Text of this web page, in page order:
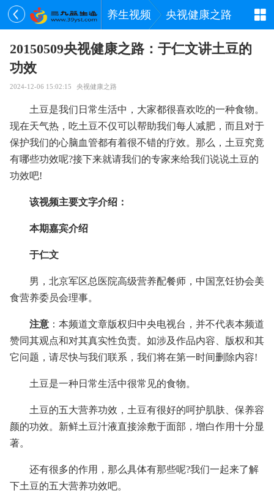
养生视频 央视健康之路
20150509央视健康之路：于仁文讲土豆的
功效
2024-12-06 15:02:15 央视健康之路
土豆是我们日常生活中，大家都很喜欢吃的一种食物。
现在天气热，吃土豆不仅可以帮助我们每人减肥，而且对于
保护我们的心脑血管都有着很不错的疗效。那么，土豆究竟
有哪些功效呢?接下来就请我们的专家来给我们说说土豆的
功效吧!
该视频主要文字介绍：
本期嘉宾介绍
于仁文
男，北京军区总医院高级营养配餐师，中国烹饪协会美
食营养委员会理事。
注意 ：本频道文章版权归中央电视台，并不代表本频道
赞同其观点和对其真实性负责。如涉及作品内容、版权和其
它问题，请尽快与我们联系，我们将在第一时间删除内容!
土豆是一种日常生活中很常见的食物。
土豆的五大营养功效，土豆有很好的呵护肌肤、保养容
颜的功效。新鲜土豆汁液直接涂敷于面部，增白作用十分显
著。
还有很多的作用，那么具体有那些呢?我们一起来了解
下土豆的五大营养功效吧。